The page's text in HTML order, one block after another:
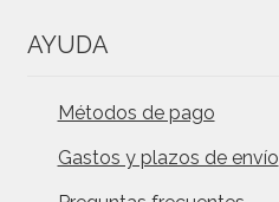
AYUDA
Métodos de pago
Gastos y plazos de envío